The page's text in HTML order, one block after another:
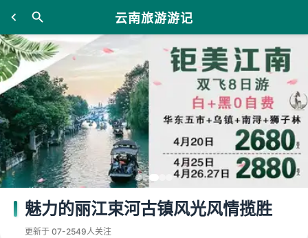
云南旅游游记
魅力的丽江束河古镇风光风情揽胜
更新于 07-2549人关注